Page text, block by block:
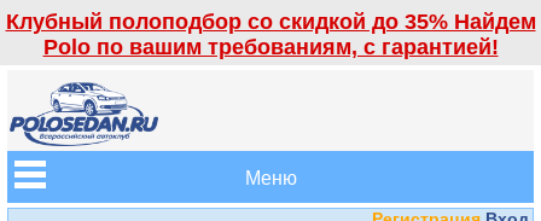
Клубный полоподбор со скидкой до 35% Найдем
Polo по вашим требованиям, с гарантией!
Меню